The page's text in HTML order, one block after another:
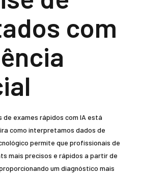
com
de exames rápidos com IA está
como interpretamos dados de
permite que profissionais de
mais precisos e rápidos a partir de
um diagnóstico mais